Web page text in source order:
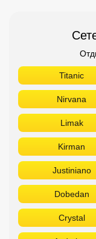
Titanic
Nirvana
Limak
Kirman
Justiniano
Dobedan
Crystal